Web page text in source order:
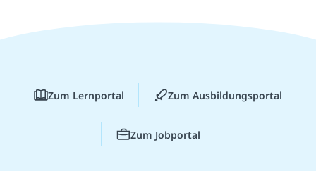
Zum Lernportal Zum Ausbildungsportal
Zum Jobportal